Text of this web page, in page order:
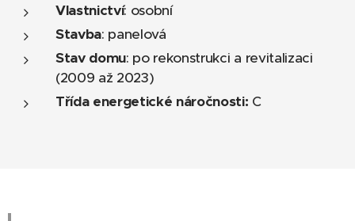
Vlastnictví: osobní
Stavba: panelová
Stav domu: po rekonstrukci a revitalizaci
(2009 až 2023)
Třída energetické náročnosti: C